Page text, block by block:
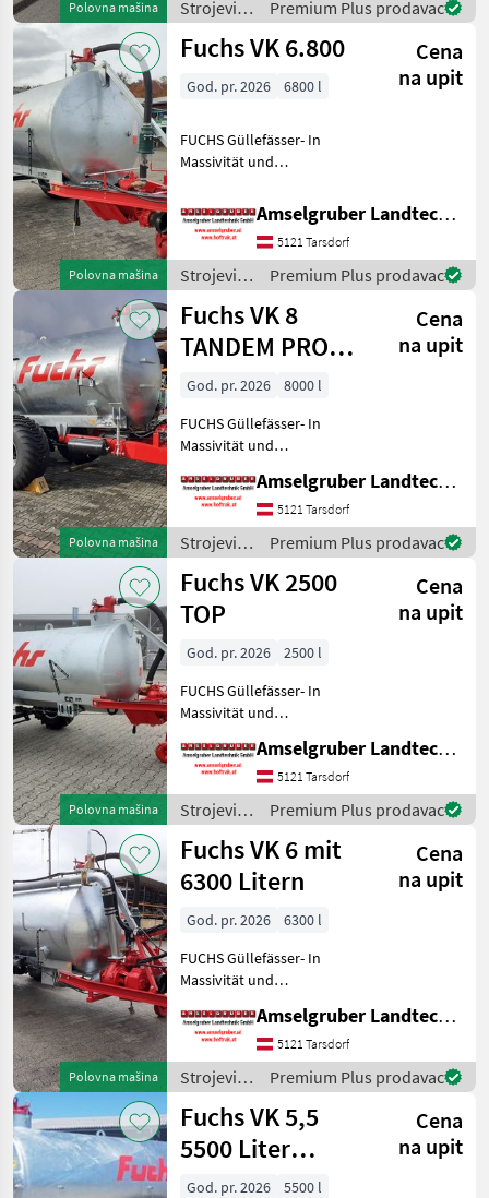
Polovna mašina
führenden TOP Hersteller!)
Sei
Strojevi
za
đubrenje,
navodnjavanje
Premium Plus prodavac
Polovna mašina
Fuchs VK 6.800
Cena
na upit
God. pr. 2026 6800 l
FUCHS Güllefässer- In
Massivität und
(Stärkste Materialstärken +
Beste Materialen und Beste
Komponenten der
führenden TOP Hersteller!)
Sei
Amselgruber Landtechnik GmbH
5121 Tarsdorf
Strojevi
za
đubrenje,
gnojenje i
navodnjavanje
/ Fuchs
Premium Plus prodavac
Polovna mašina
Fuchs VK 8
TANDEM PRO
Austria Limited
Edition
Cena
na upit
God. pr. 2026
8000 l
FUCHS Güllefässer- In
Massivität und
(Stärkste Materialstärken +
Beste Materialen und Beste
Komponenten der
führenden TOP Hersteller!)
Sei
Amselgruber Landtechnik GmbH
5121 Tarsdorf
Strojevi
za
đubrenje,
gnojenje i
navodnjavanje
/ Fuchs
Premium Plus prodavac
Polovna mašina
Fuchs VK 2500
TOP
Cena
na upit
God. pr. 2026
2500 l
FUCHS Güllefässer- In
Massivität und
(Stärkste Materialstärken +
Beste Materialen und Beste
Komponenten der
führenden TOP Hersteller!)
Sei
Amselgruber Landtechnik GmbH
5121 Tarsdorf
Strojevi
za
đubrenje,
gnojenje i
navodnjavanje
/ Fuchs
Premium Plus prodavac
Polovna mašina
Fuchs VK 6 mit
6300 Litern
Cena
na upit
God. pr. 2026
6300 l
FUCHS Güllefässer- In
Massivität und
(Stärkste Materialstärken +
Beste Materialen und Beste
Komponenten der
führenden TOP Hersteller!)
Sei
Amselgruber Landtechnik GmbH
5121 Tarsdorf
Strojevi
za
đubrenje,
gnojenje i
navodnjavanje
/ Fuchs
Premium Plus prodavac
Fuchs VK 5,5
5500 Liter
Einachser
Cena
na upit
God. pr. 2026
5500 l